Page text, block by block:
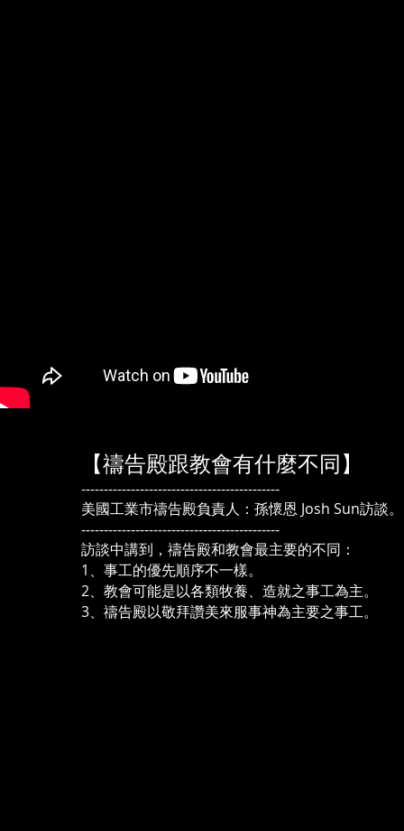
【禱告殿跟教會有什麼不同】
--------------------------------------------
美國工業市禱告殿負責人：孫懷恩 Josh Sun訪談。
--------------------------------------------
訪談中講到，禱告殿和教會最主要的不同：
1、事工的優先順序不一樣。
2、教會可能是以各類牧養、造就之事工為主。
3、禱告殿以敬拜讚美來服事神為主要之事工。